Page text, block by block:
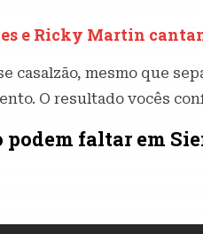
e Ricky Martin
casalzão, mesmo que
O resultado vocês
podem faltar em